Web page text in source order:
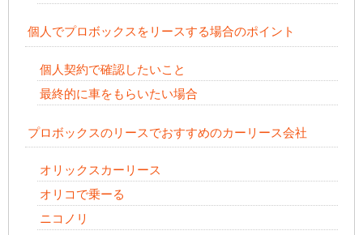
個人でプロボックスをリースする場合のポイント
個人契約で確認したいこと
最終的に車をもらいたい場合
プロボックスのリースでおすすめのカーリース会社
オリックスカーリース
オリコで乗ーる
ニコノリ